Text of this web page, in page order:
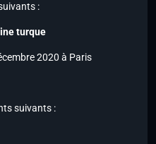
:
turque
2020 à Paris
suivants :